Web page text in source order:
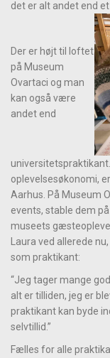
det er alt andet end
Der er højt til loftet
på Museum
Ovartaci og man
kan også være
andet end
oplevelsesøkonomi,
Aarhus. På Museum
events, stable dem
museets
Laura ved allerede
som praktikant:
“Jeg tager mange
alt er tilliden, jeg er
praktikant kan byde
selvtillid.”
Fælles for alle